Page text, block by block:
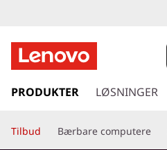
p
n
PRODUKTER LØSNINGER
Tilbud Bærbare computere